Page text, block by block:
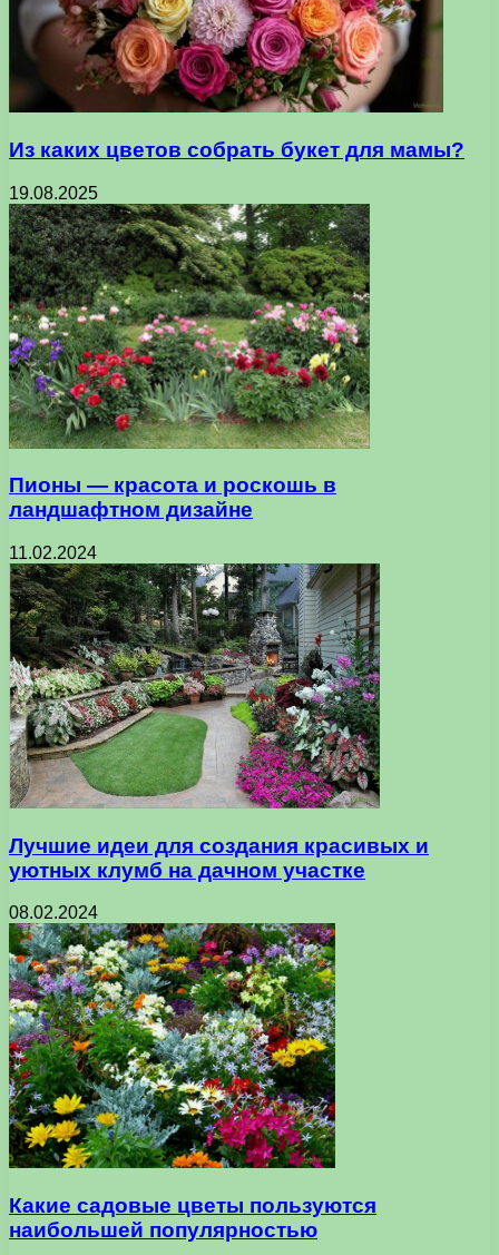
Из каких цветов собрать букет для мамы?
19.08.2025
Пионы — красота и роскошь в
ландшафтном дизайне
11.02.2024
Лучшие идеи для создания красивых и
уютных клумб на дачном участке
08.02.2024
Какие садовые цветы пользуются
наибольшей популярностью